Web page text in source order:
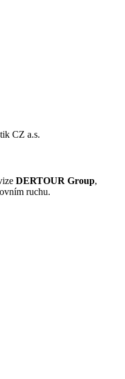
a další
stravování formou
CZ a.s.
DERTOUR Group,
ruchu.